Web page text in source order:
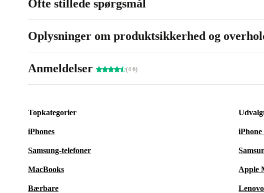
Ofte stillede spørgsmål
Oplysninger om produktsikkerhed og
Anmeldelser (4.6)
Topkategorier
iPhones
Samsung-telefoner
MacBooks
Bærbare
iPhone
Apple